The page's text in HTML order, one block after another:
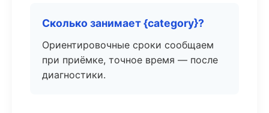
Сколько занимает {category}?
Ориентировочные сроки сообщаем
при приёмке, точное время — после
диагностики.